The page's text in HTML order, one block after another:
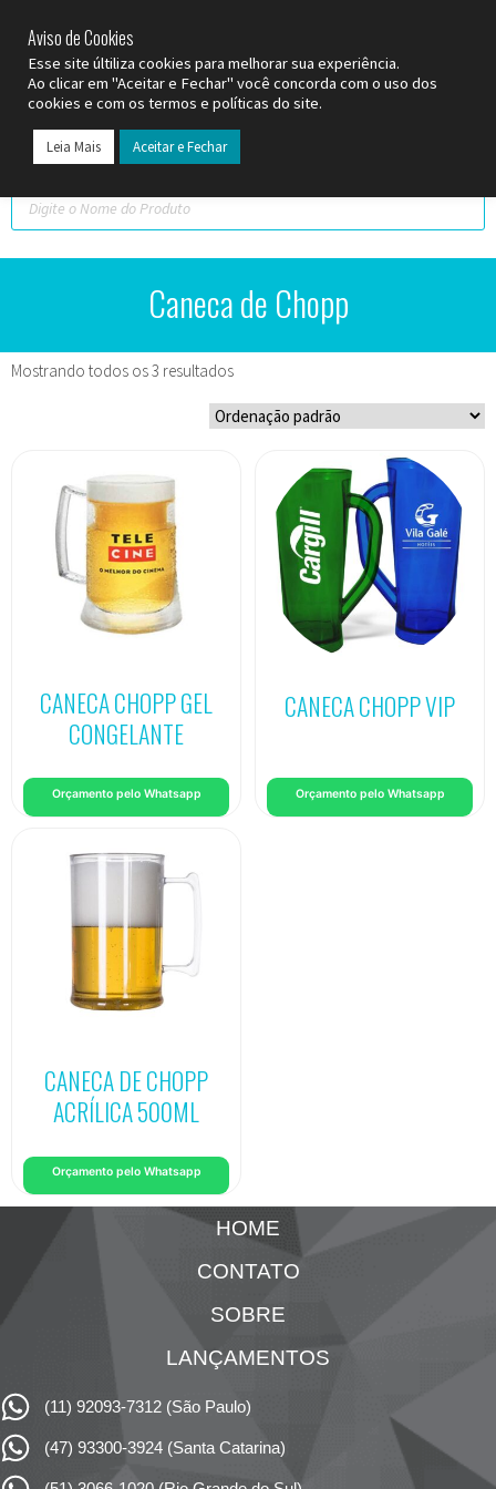
Caneca de Chopp
Mostrando todos os 3 resultados
CANECA CHOPP GEL
CONGELANTE
Orçamento pelo Whatsapp
CANECA CHOPP VIP
Orçamento pelo Whatsapp
CANECA DE CHOPP
ACRÍLICA 500ML
Orçamento pelo Whatsapp
HOME
CONTATO
SOBRE
LANÇAMENTOS
(11) 92093-7312 (São Paulo)
(47) 93300-3924 (Santa Catarina)
Aviso de Cookies
Esse site últiliza cookies para melhorar sua experiência.
Ao clicar em "Aceitar e Fechar" você concorda com o uso dos
cookies e com os termos e políticas do site.
Leia Mais Aceitar e Fechar